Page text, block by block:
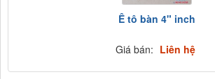
Ê tô bàn 4" inch
Giá bán: Liên hệ